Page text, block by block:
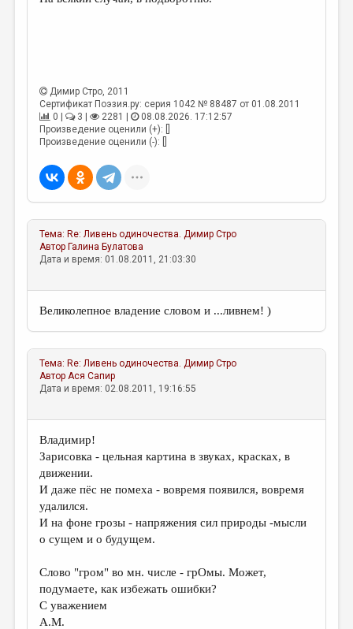
ЭССЕИСТИКА
ЛИТЕРАТУРОВЕДЕНИЕ
ПУБЛИЦИСТИКА
ЦИКЛЫ ПУБЛИКАЦИЙ
ТРЕДИАКОВСКИЙ
МЕДИА
Димир Стро, 2011
Сертификат Поэзия.ру: серия 1042 № 88487 от 01.08.2011
0 |
3 | 2281 |
08.08.2026. 17:12:57
Произведение оценили (+): []
Произведение оценили (-): []
Тема: Re: Ливень одиночества. Димир Стро
Автор Галина Булатова
Дата и время: 01.08.2011, 21:03:30
Великолепное владение словом и ...ливнем! )
Тема: Re: Ливень одиночества. Димир Стро
АвторАся Сапир
Дата и время: 02.08.2011, 19:16:55
Владимир!
Зарисовка - цельная картина в звуках, красках, в
движении.
И даже пёс не помеха - вовремя появился, вовремя
удалился.
И на фоне грозы - напряжения сил природы -мысли
о сущем и о будущем.
Слово "гром" во мн. числе - грОмы. Может,
подумаете, как избежать ошибки?
С уважением
А.М.